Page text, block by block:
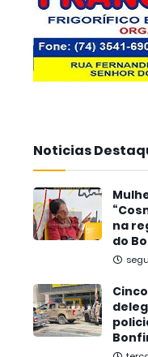
Noticias
na
do